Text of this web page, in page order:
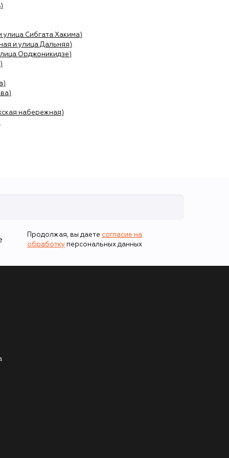
улица Сибгата Хакима)
и улица Дальняя)
Орджоникидзе)
набережная)
Продолжая, вы даете согласие на
обработку персональных данных